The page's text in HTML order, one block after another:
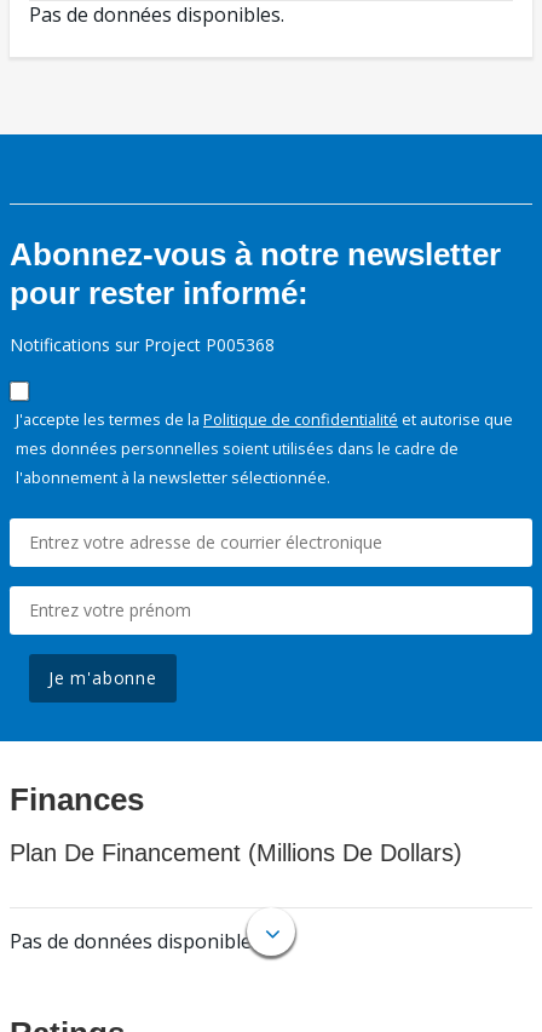
Pas de données disponibles.
Abonnez-vous à notre newsletter
pour rester informé:
Notifications sur Project P005368
J'accepte les termes de la Politique de confidentialité et autorise que
mes données personnelles soient utilisées dans le cadre de
l'abonnement à la newsletter sélectionnée.
Je m'abonne
Finances
Plan De Financement (Millions De Dollars)
Pas de données disponibles.